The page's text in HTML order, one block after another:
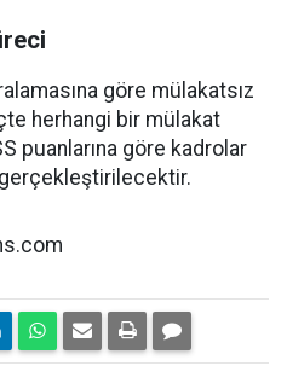
göre mülakatsız
herhangi bir mülakat
puanlarına göre kadrolar